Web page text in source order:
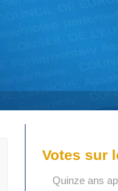
Votes sur
Quinze ans